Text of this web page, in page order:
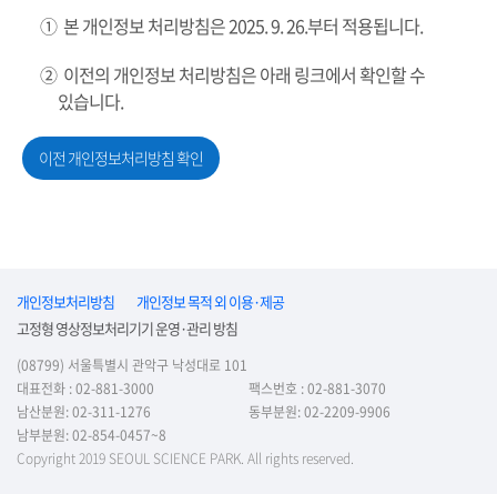
① 본 개인정보 처리방침은 2025. 9. 26.부터 적용됩니다.
② 이전의 개인정보 처리방침은 아래 링크에서 확인할 수
있습니다.
이전 개인정보처리방침 확인
개인정보처리방침
개인정보 목적 외 이용·제공
고정형 영상정보처리기기 운영·관리 방침
(08799) 서울특별시 관악구 낙성대로 101
대표전화 : 02-881-3000
팩스번호 : 02-881-3070
남산분원: 02-311-1276
동부분원: 02-2209-9906
남부분원: 02-854-0457~8
Copyright 2019 SEOUL SCIENCE PARK. All rights reserved.